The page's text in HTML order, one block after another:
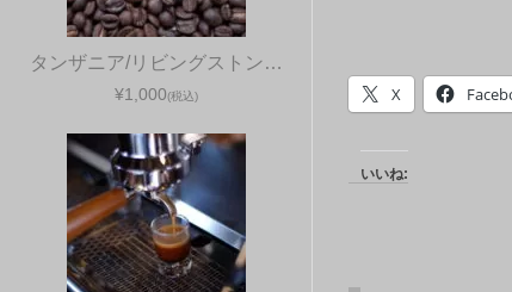
X
いいね:
タンザニア/リビングストン…
¥1,000(税込)